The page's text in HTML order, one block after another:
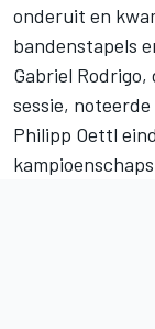
onderuit en
bandenstapels
Gabriel
sessie,
Philipp Oettl